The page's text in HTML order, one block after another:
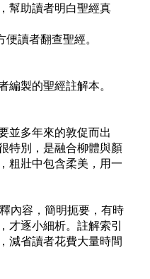
幫助讀者明白聖經真
讀者翻查聖經。
編製的聖經註解本。
並多年來的敦促而出
特別，是融合柳體與顏
粗壯中包含柔美，用一
內容，簡明扼要，有時
才逐小細析。註解索引
減省讀者花費大量時間